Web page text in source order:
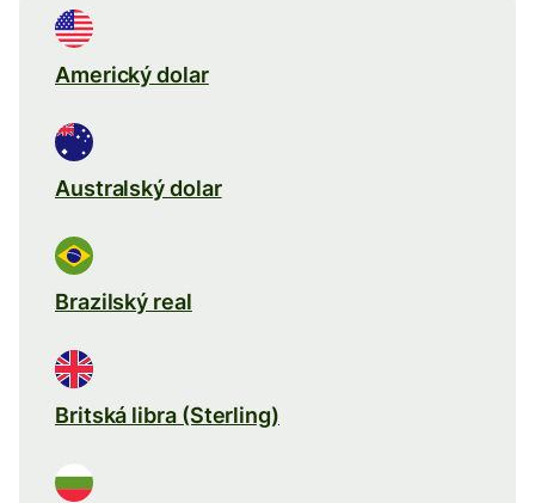
Americký dolar
Australský dolar
Brazilský real
Britská libra (Sterling)